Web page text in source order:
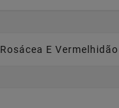
Rosácea E Vermelhidão